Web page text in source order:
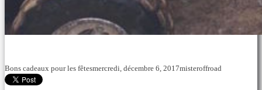
Bons cadeaux pour les fêtesmercredi, décembre 6, 2017misteroffroad